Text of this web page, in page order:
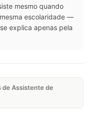
mesmo quando
escolaridade —
explica apenas pela
Assistente de